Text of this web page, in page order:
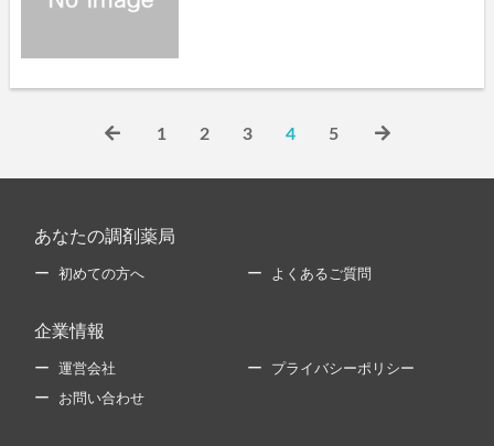
1 2 3 4 5
あなたの調剤薬局
初めての方へ よくあるご質問
企業情報
運営会社 プライバシーポリシー
お問い合わせ